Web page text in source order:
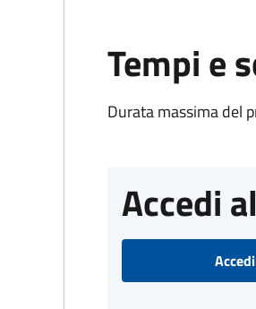
Tempi e
Durata massima del
Accedi